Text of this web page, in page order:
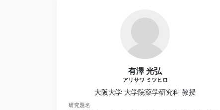
有澤 光弘
アリサワ ミツヒロ
大阪大学 大学院薬学研究科 教授
研究題名